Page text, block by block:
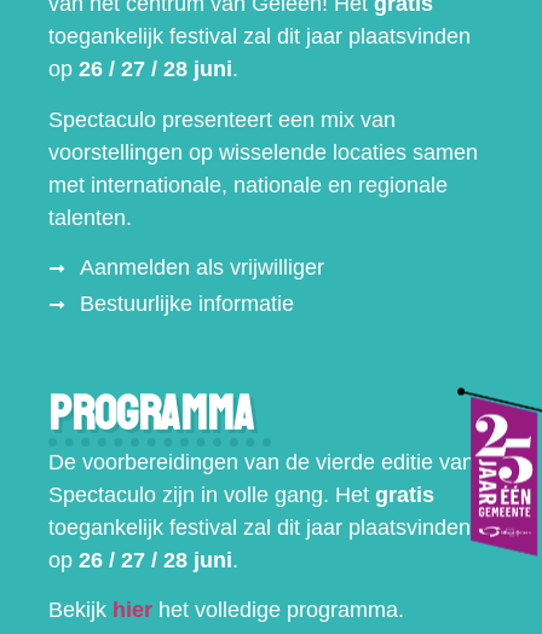
toegankelijk festival zal dit jaar plaatsvinden
op 26 / 27 / 28 juni.
Spectaculo presenteert een mix van
voorstellingen op wisselende locaties samen
met internationale, nationale en regionale
talenten.
Aanmelden als vrijwilliger
Bestuurlijke informatie
Programma
De voorbereidingen van de vierde editie van
Spectaculo zijn in volle gang. Het gratis
toegankelijk festival zal dit jaar plaatsvinden
op 26 / 27 / 28 juni.
Bekijk hier het volledige programma.